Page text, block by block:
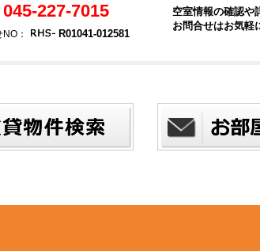
227-7015
： R01041-012581
空室情報の確認や
お問合せはお気軽